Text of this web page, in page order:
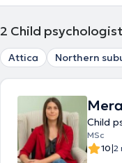
2 Child
Attica Northern
Child
MSc
10|2